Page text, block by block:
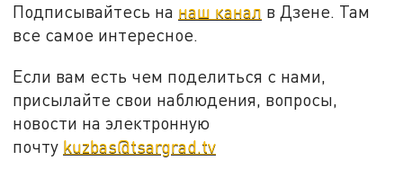
Подписывайтесь на наш канал в Дзене. Там
все самое интересное.
Если вам есть чем поделиться с нами,
присылайте свои наблюдения, вопросы,
новости на электронную
почту kuzbas@tsargrad.tv